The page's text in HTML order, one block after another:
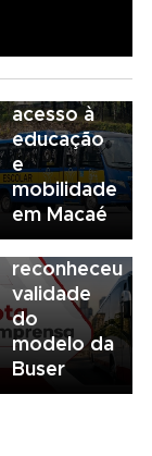
escolar
acesso à
educação
e
mobilidade
em Macaé
03/08/2026
Sindicato
esclarece
que STF
não
reconheceu
validade
do
modelo da
Buser